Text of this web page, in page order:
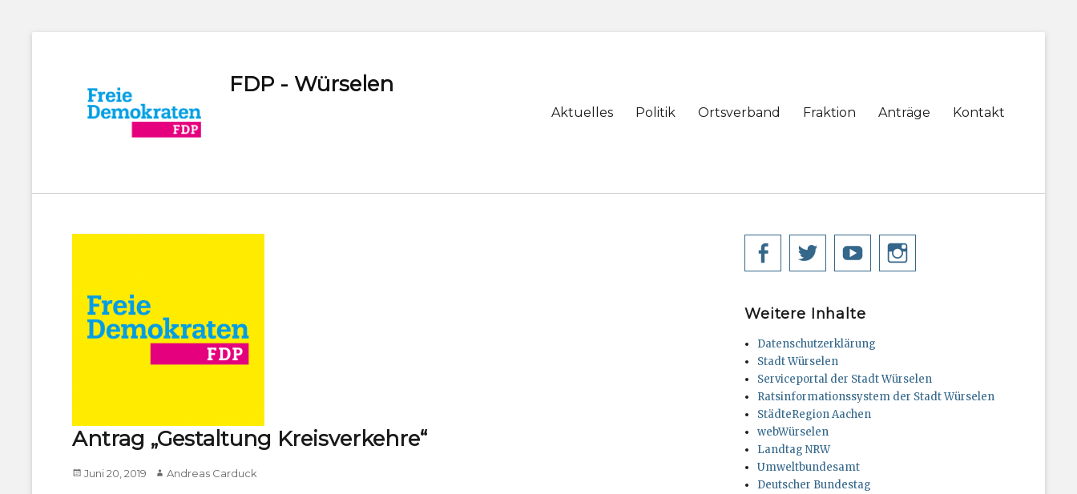
FDP - Würselen
Primary
Aktuelles Politik Ortsverband Fraktion Anträge Kontakt
Antrag „Gestaltung Kreisverkehre“
Posted
Juni 20, 2019 Author
Andreas Carduck
Facebook
TwitterYouTube
Weitere Inhalte
Datenschutzerklärung
Stadt Würselen
Serviceportal der Stadt Würselen
Ratsinformationssystem der Stadt Würselen
StädteRegion Aachen
webWürselen
Landtag NRW
Umweltbundesamt
Deutscher Bundestag